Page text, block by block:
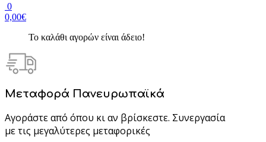
0
0,00€
Το καλάθι αγορών είναι άδειο!
Μεταφορά Πανευρωπαϊκά
Αγοράστε από όπου κι αν βρίσκεστε. Συνεργασία
με τις μεγαλύτερες μεταφορικές